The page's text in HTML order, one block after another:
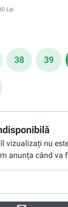
Lei
38 39
vizualizați nu
anunța când va